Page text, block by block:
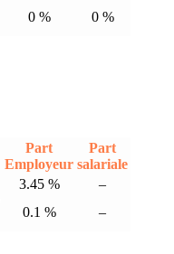
0 % 0 %
Part
Employeur
Part
salariale
3.45 %
–
0.1 % –